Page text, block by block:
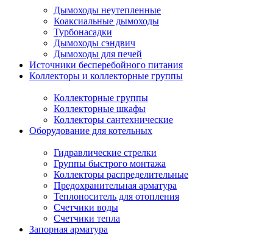
Дымоходы неутепленные
Коаксиальные дымоходы
Турбонасадки
Дымоходы сэндвич
Дымоходы для печей
Источники бесперебойного питания
Коллекторы и коллекторные группы
Коллекторные группы
Коллекторные шкафы
Коллекторы сантехнические
Оборудование для котельных
Гидравлические стрелки
Группы быстрого монтажа
Коллекторы распределительные
Предохранительная арматура
Теплоноситель для отопления
Счетчики воды
Счетчики тепла
Запорная арматура